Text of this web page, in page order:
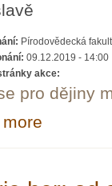
Pírodovědecká
09.12.2019 - 14:00
akce:
pro dějiny